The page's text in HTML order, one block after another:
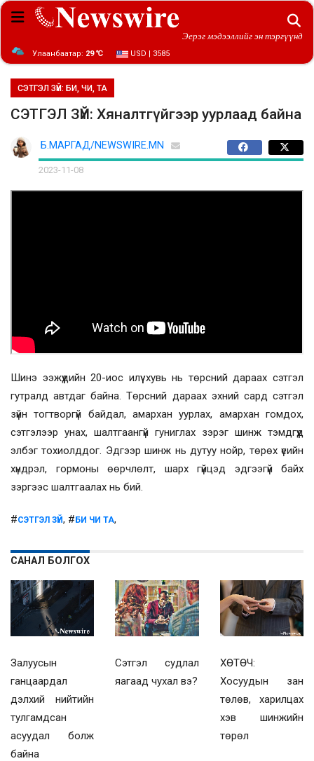
Эерэг мэдээллийг эн тэргүүнд
Улаанбаатар: 29 ℃ USD | 3585
СЭТГЭЛ ЗҮЙ: БИ, ЧИ, ТА
СЭТГЭЛ ЗҮЙ: Хяналтгүйгээр уурлаад байна
Б.МАРГАД/NEWSWIRE.MN
2023-11-08
Шинэ ээжүүдийн 20-иос илүү хувь нь төрсний дараах сэтгэл
гутралд автдаг байна. Төрсний дараах эхний сард сэтгэл
зүйн тогтворгүй байдал, амархан уурлах, амархан гомдох,
сэтгэлээр унах, шалтгаангүй гуниглах зэрэг шинж тэмдгүүд
элбэг тохиолддог. Эдгээр шинж нь дутуу нойр, төрөх үеийн
хүндрэл, гормоны өөрчлөлт, шарх гүйцэд эдгээгүй байх
зэргээс шалтгаалах нь бий.
#СЭТГЭЛ ЗҮЙ, # БИ ЧИ ТА,
САНАЛ БОЛГОХ
Залуусын
ганцаардал
дэлхий нийтийн
тулгамдсан
асуудал болж
байна
Сэтгэл судлал
яагаад чухал вэ?
ХӨТӨЧ:
Хосуудын зан
төлөв, харилцах
хэв шинжийн
төрөл